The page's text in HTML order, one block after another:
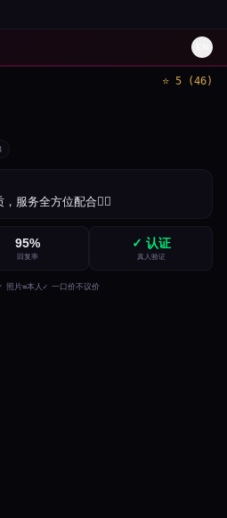
1 /4
⭐ 5 (46)
服务全方位配合👌🏻
95%
回复率
✓ 认证
真人验证
照片=本人 ✓ 一口价不议价